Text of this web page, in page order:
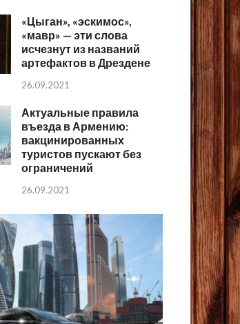
«Цыган», «эскимос»,
«мавр» — эти слова
исчезнут из названий
артефактов в Дрездене
26.09.2021
Актуальные правила
въезда в Армению:
вакцинированных
туристов пускают без
ограничений
26.09.2021